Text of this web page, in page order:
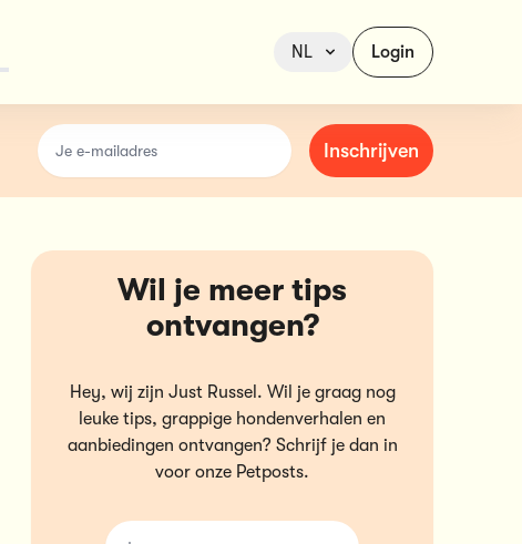
NL Login
email
Inschrijven
Wil je meer tips
ontvangen?
Hey, wij zijn Just Russel. Wil je graag nog
leuke tips, grappige hondenverhalen en
aanbiedingen ontvangen? Schrijf je dan in
voor onze Petposts.
name